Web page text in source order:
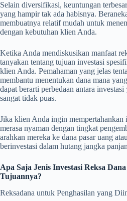
Selain diversifikasi, keuntungan
yang hampir tak ada habisnya.
membuatnya relatif mudah untuk
dengan kebutuhan klien Anda.
Ketika Anda mendiskusikan manfaat
tanyakan tentang tujuan investasi
klien Anda. Pemahaman yang jelas
membantu menentukan dana mana
dapat berarti perbedaan antara
sangat tidak puas.
Jika klien Anda ingin mempertahankan
merasa nyaman dengan tingkat
arahkan mereka ke dana pasar uang
berinvestasi dalam hutang jangka
Apa Saja Jenis Investasi Reksa
Tujuannya?
Reksadana untuk Penghasilan yang